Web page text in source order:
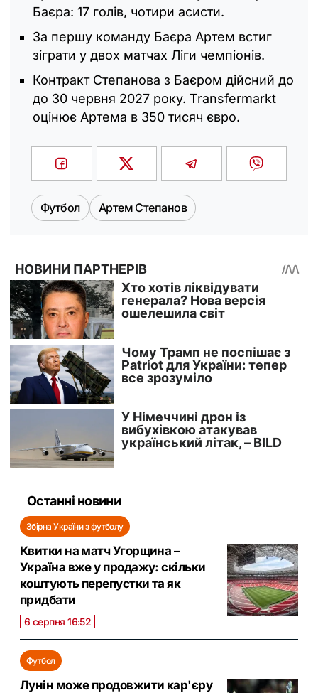
Баєра: 17 голів, чотири асисти.
За першу команду Баєра Артем встиг
зіграти у двох матчах Ліги чемпіонів.
Контракт Степанова з Баєром дійсний до
до 30 червня 2027 року. Transfermarkt
оцінює Артема в 350 тисяч євро.
Футбол Артем Степанов
Останні новини
Збірна України з футболу
Квитки на матч Угорщина –
Україна вже у продажу: скільки
коштують перепустки та як
придбати
6 серпня 16:52
Футбол
Лунін може продовжити кар'єру